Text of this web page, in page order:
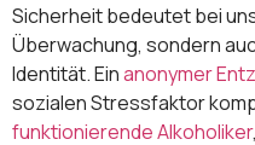
Sicherheit bedeutet bei
Überwachung, sondern
Identität. Einanonymer
sozialen Stressfaktor
funktionierende Alkoholiker